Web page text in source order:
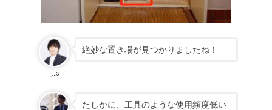
しぶ
絶妙な置き場が見つかりましたね！
たしかに、工具のような使用頻度低い